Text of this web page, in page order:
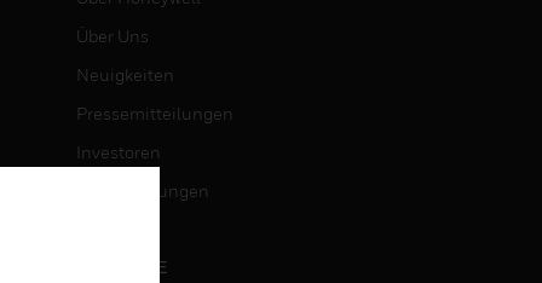
Über Uns
Neuigkeiten
Pressemitteilungen
Investoren
Veranstaltungen
KARRIERE